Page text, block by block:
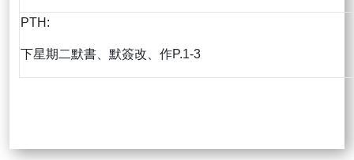
PTH:
下星期二默書、默簽改、作P.1-3